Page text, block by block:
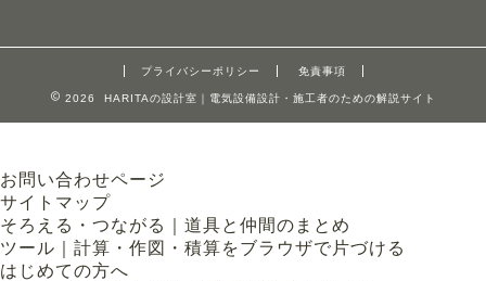
プライバシーポリシー 免責事項
2026 HARITAの設計室｜電気設備設計・施工者のための解説サイト
お問い合わせページ
サイトマップ
そろえる・つながる｜道具と仲間のまとめ
ツール｜計算・作図・積算をブラウザで片づける
はじめての方へ